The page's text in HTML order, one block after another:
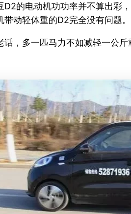
D2的电动机功功率并不算出彩
动轻体重的D2完全没有问题。
话，多一匹马力不如减轻一公